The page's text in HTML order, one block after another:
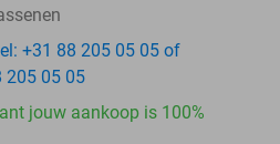
+31 88 205 05 05 of
205 05 05
jouw aankoop is 100%